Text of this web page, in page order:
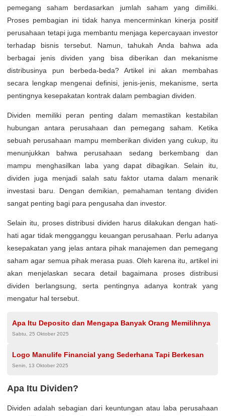
pemegang saham berdasarkan jumlah saham yang dimiliki.
Proses pembagian ini tidak hanya mencerminkan kinerja positif
perusahaan tetapi juga membantu menjaga kepercayaan investor
terhadap bisnis tersebut. Namun, tahukah Anda bahwa ada
berbagai jenis dividen yang bisa diberikan dan mekanisme
distribusinya pun berbeda-beda? Artikel ini akan membahas
secara lengkap mengenai definisi, jenis-jenis, mekanisme, serta
pentingnya kesepakatan kontrak dalam pembagian dividen.
Dividen memiliki peran penting dalam memastikan kestabilan
hubungan antara perusahaan dan pemegang saham. Ketika
sebuah perusahaan mampu memberikan dividen yang cukup, itu
menunjukkan bahwa perusahaan sedang berkembang dan
mampu menghasilkan laba yang dapat dibagikan. Selain itu,
dividen juga menjadi salah satu faktor utama dalam menarik
investasi baru. Dengan demikian, pemahaman tentang dividen
sangat penting bagi para pengusaha dan investor.
Selain itu, proses distribusi dividen harus dilakukan dengan hati-
hati agar tidak mengganggu keuangan perusahaan. Perlu adanya
kesepakatan yang jelas antara pihak manajemen dan pemegang
saham agar semua pihak merasa puas. Oleh karena itu, artikel ini
akan menjelaskan secara detail bagaimana proses distribusi
dividen berlangsung, serta pentingnya adanya kontrak yang
mengatur hal tersebut.
Apa Itu Deposito dan Mengapa Banyak Orang Memilihnya
Sabtu, 25 Oktober 2025
Logo Manulife Financial yang Sederhana Tapi Berkesan
Senin, 13 Oktober 2025
Apa Itu Dividen?
Dividen adalah sebagian dari keuntungan atau laba perusahaan